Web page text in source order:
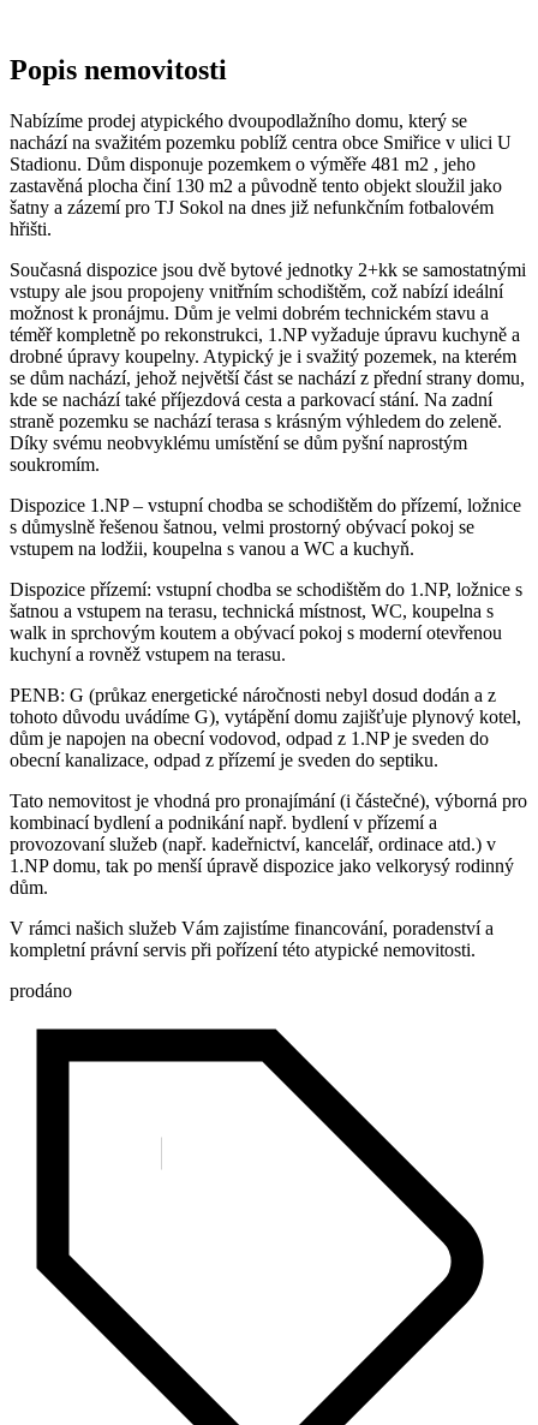
Popis nemovitosti
Nabízíme prodej atypického dvoupodlažního domu, který se
nachází na svažitém pozemku poblíž centra obce Smiřice v ulici U
Stadionu. Dům disponuje pozemkem o výměře 481 m2 , jeho
zastavěná plocha činí 130 m2 a původně tento objekt sloužil jako
šatny a zázemí pro TJ Sokol na dnes již nefunkčním fotbalovém
hřišti.
Současná dispozice jsou dvě bytové jednotky 2+kk se samostatnými
vstupy ale jsou propojeny vnitřním schodištěm, což nabízí ideální
možnost k pronájmu. Dům je velmi dobrém technickém stavu a
téměř kompletně po rekonstrukci, 1.NP vyžaduje úpravu kuchyně a
drobné úpravy koupelny. Atypický je i svažitý pozemek, na kterém
se dům nachází, jehož největší část se nachází z přední strany domu,
kde se nachází také příjezdová cesta a parkovací stání. Na zadní
straně pozemku se nachází terasa s krásným výhledem do zeleně.
Díky svému neobvyklému umístění se dům pyšní naprostým
soukromím.
Dispozice 1.NP – vstupní chodba se schodištěm do přízemí, ložnice
s důmyslně řešenou šatnou, velmi prostorný obývací pokoj se
vstupem na lodžii, koupelna s vanou a WC a kuchyň.
Dispozice přízemí: vstupní chodba se schodištěm do 1.NP, ložnice s
šatnou a vstupem na terasu, technická místnost, WC, koupelna s
walk in sprchovým koutem a obývací pokoj s moderní otevřenou
kuchyní a rovněž vstupem na terasu.
PENB: G (průkaz energetické náročnosti nebyl dosud dodán a z
tohoto důvodu uvádíme G), vytápění domu zajišťuje plynový kotel,
dům je napojen na obecní vodovod, odpad z 1.NP je sveden do
obecní kanalizace, odpad z přízemí je sveden do septiku.
Tato nemovitost je vhodná pro pronajímání (i částečné), výborná pro
kombinací bydlení a podnikání např. bydlení v přízemí a
provozovaní služeb (např. kadeřnictví, kancelář, ordinace atd.) v
1.NP domu, tak po menší úpravě dispozice jako velkorysý rodinný
dům.
V rámci našich služeb Vám zajistíme financování, poradenství a
kompletní právní servis při pořízení této atypické nemovitosti.
prodáno